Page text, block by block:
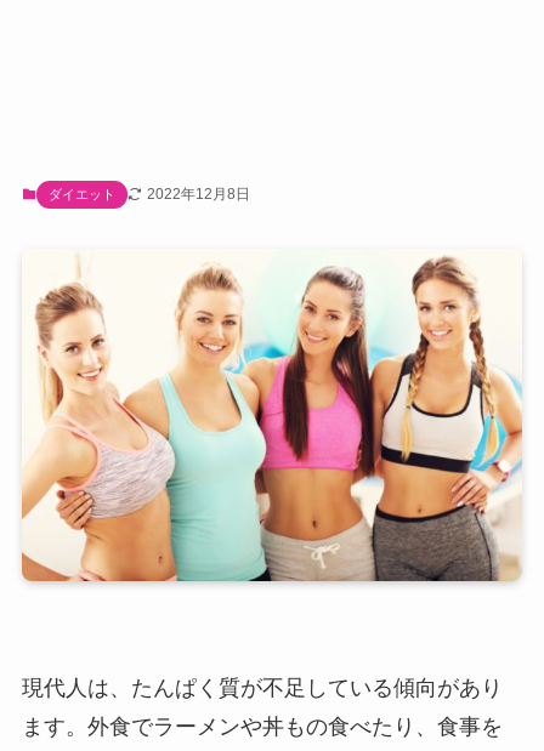
ダイエット 2022年12月8日
現代人は、たんぱく質が不足している傾向があり
ます。外食でラーメンや丼もの食べたり、食事を